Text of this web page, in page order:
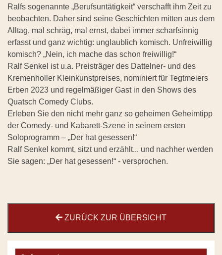
Ralfs sogenannte „Berufsuntätigkeit“ verschafft ihm Zeit zu
beobachten. Daher sind seine Geschichten mitten aus dem
Alltag, mal schräg, mal ernst, dabei immer scharfsinnig
erfasst und ganz wichtig: unglaublich komisch. Unfreiwillig
komisch? „Nein, ich mache das schon freiwillig!“
Ralf Senkel ist u.a. Preisträger des Dattelner- und des
Kremenholler Kleinkunstpreises, nominiert für Tegtmeiers
Erben 2023 und regelmäßiger Gast in den Shows des
Quatsch Comedy Clubs.
Erleben Sie den nicht mehr ganz so geheimen Geheimtipp
der Comedy- und Kabarett-Szene in seinem ersten
Soloprogramm – „Der hat gesessen!“
Ralf Senkel kommt, sitzt und erzählt... und nachher werden
Sie sagen: „Der hat gesessen!“ - versprochen.
ZURÜCK ZUR ÜBERSICHT